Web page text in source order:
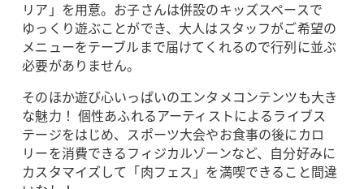
リア」を用意。お子さんは併設のキッズスペースで
ゆっくり遊ぶことができ、大人はスタッフがご希望の
メニューをテーブルまで届けてくれるので行列に並ぶ
必要がありません。
そのほか遊び心いっぱいのエンタメコンテンツも大き
な魅力！ 個性あふれるアーティストによるライブス
テージをはじめ、スポーツ大会やお食事の後にカロ
リーを消費できるフィジカルゾーンなど、自分好みに
カスタマイズして「肉フェス」を満喫できること間違